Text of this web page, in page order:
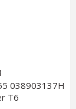
038903137H
T6